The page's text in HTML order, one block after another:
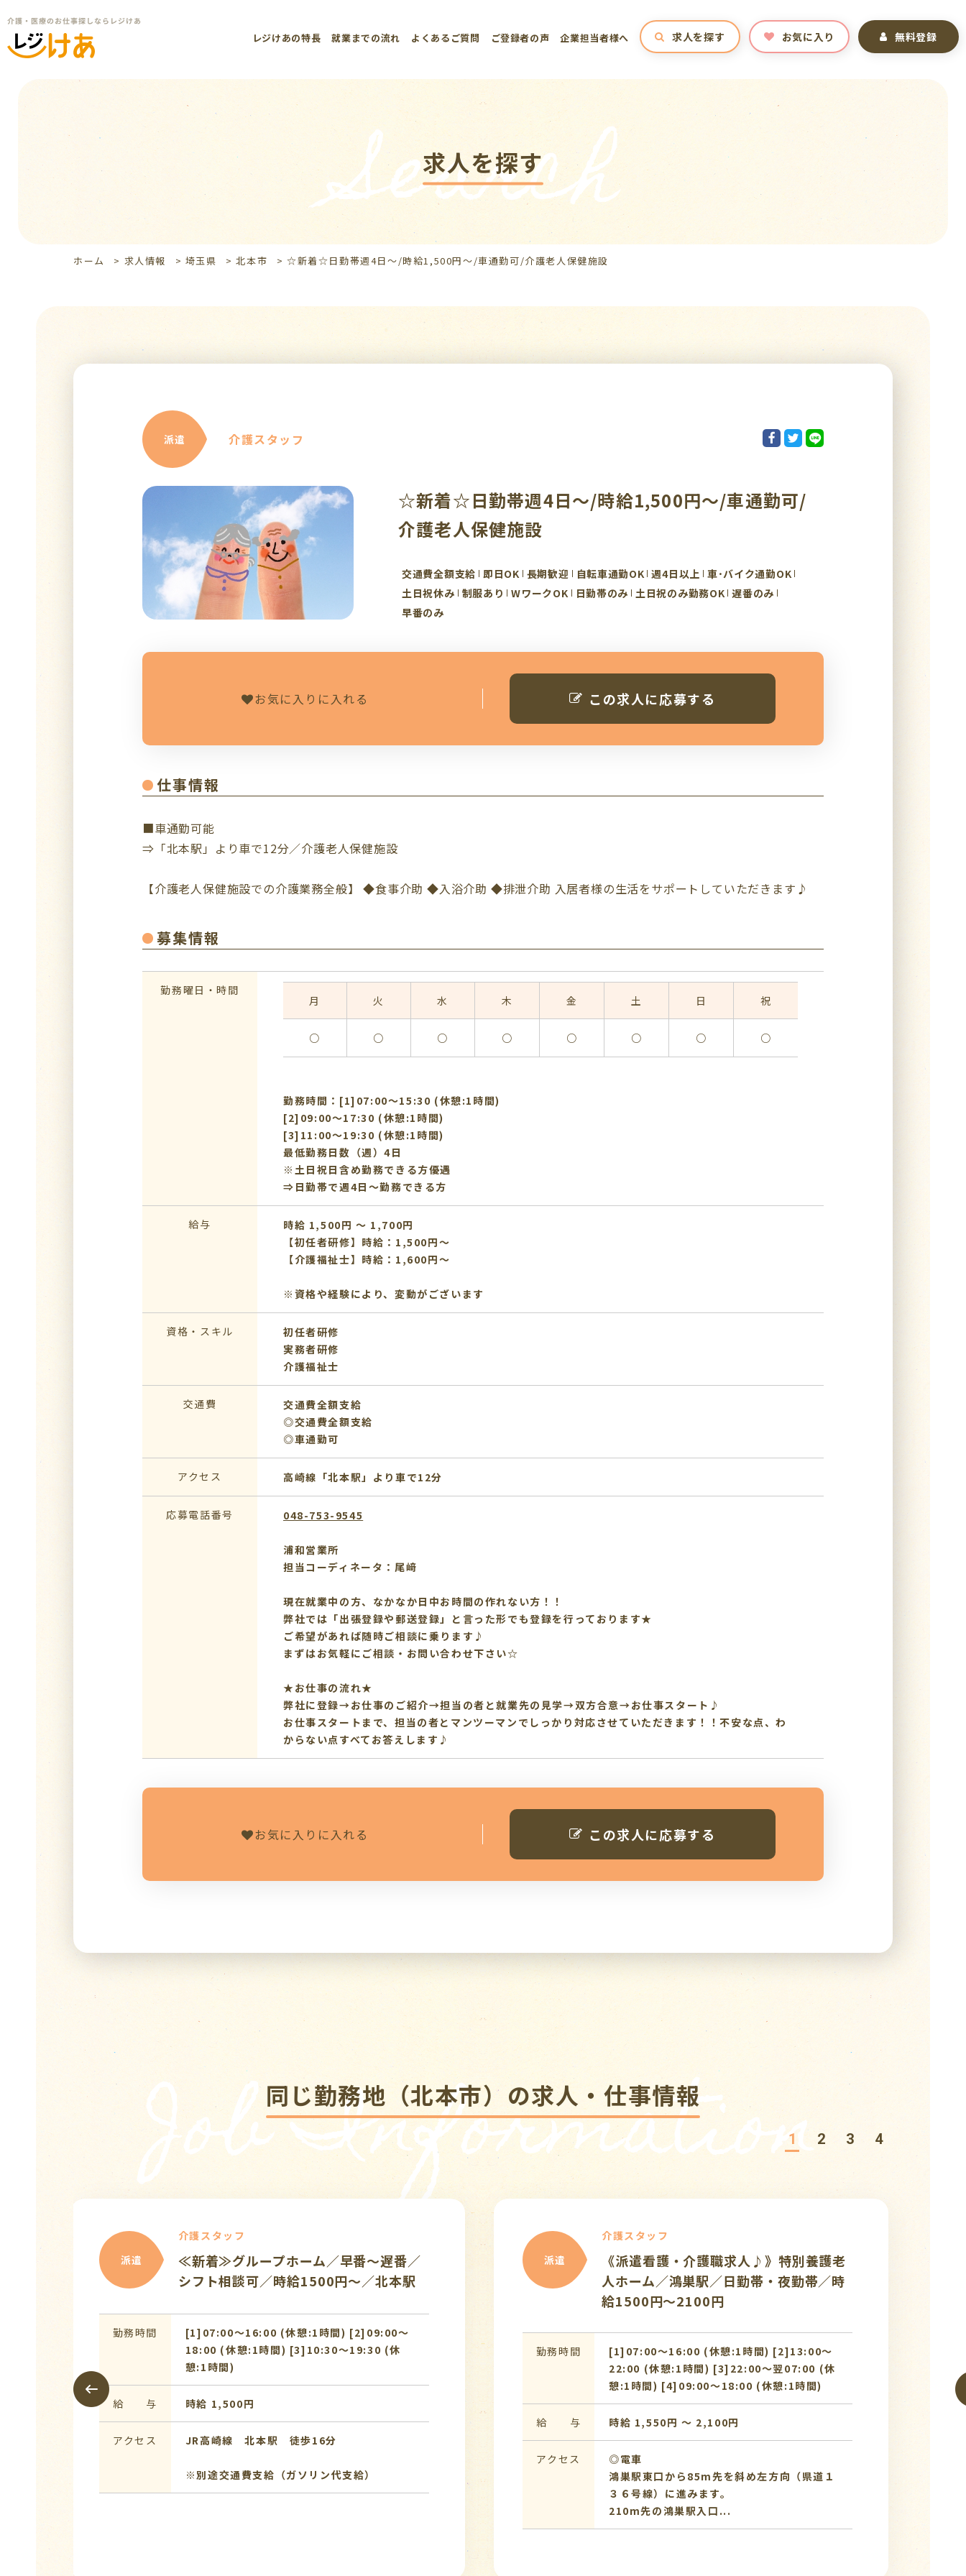
レジけあの特長 就業までの流れ よくあるご質問 ご登録者の声 企業担当者様へ 求人を探す お気に入り 無料登録
求人を探す
Search
ホーム > 求人情報 > 埼玉県 >北本市 >☆新着☆日勤帯週4日～/時給1,500円～/車通勤可/介護老人保健施設
派遣 介護スタッフ
☆新着☆日勤帯週4日～/時給1,500円～/車通勤可/
介護老人保健施設
交通費全額支給 即日OK 長期歓迎 自転車通勤OK 週4日以上 車･バイク通勤OK
土日祝休み 制服あり WワークOK 日勤帯のみ 土日祝のみ勤務OK 遅番のみ
早番のみ
お気に入りに入れる この求人に応募する
仕事情報
■車通勤可能
⇒「北本駅」より車で12分／介護老人保健施設
【介護老人保健施設での介護業務全般】 ◆食事介助 ◆入浴介助 ◆排泄介助 入居者様の生活をサポートしていただきます♪
募集情報
勤務曜日・時間
月 火 水 木 金 土 日 祝
○ ○ ○ ○ ○ ○ ○ ○
勤務時間：[1]07:00〜15:30 (休憩:1時間)
[2]09:00〜17:30 (休憩:1時間)
[3]11:00〜19:30 (休憩:1時間)
最低勤務日数（週）4日
※土日祝日含め勤務できる方優遇
⇒日勤帯で週4日～勤務できる方
給与
時給 1,500円 〜 1,700円
【初任者研修】時給：1,500円～
【介護福祉士】時給：1,600円～
※資格や経験により、変動がございます
資格・スキル
初任者研修
実務者研修
介護福祉士
交通費
交通費全額支給
◎交通費全額支給
◎車通勤可
アクセス 高崎線「北本駅」より車で12分
応募電話番号 048-753-9545
浦和営業所
担当コーディネータ：尾﨑
現在就業中の方、なかなか日中お時間の作れない方！！
弊社では「出張登録や郵送登録」と言った形でも登録を行っております★
ご希望があれば随時ご相談に乗ります♪
まずはお気軽にご相談・お問い合わせ下さい☆
★お仕事の流れ★
弊社に登録→お仕事のご紹介→担当の者と就業先の見学→双方合意→お仕事スタート♪
お仕事スタートまで、担当の者とマンツーマンでしっかり対応させていただきます！！不安な点、わ
からない点すべてお答えします♪
お気に入りに入れる この求人に応募する
Job Information
同じ勤務地（北本市）の求人・仕事情報
派遣
介護スタッフ
≪新着≫グループホーム／早番～遅番／
シフト相談可／時給1500円～／北本駅
勤務時間
[1]07:00〜16:00 (休憩:1時間) [2]09:00〜
18:00 (休憩:1時間) [3]10:30〜19:30 (休
憩:1時間)
給 与 時給 1,500円
アクセス JR高崎線 北本駅 徒歩16分
※別途交通費支給（ガソリン代支給）
派遣
介護スタッフ
《派遣看護・介護職求人♪》特別養護老
人ホーム／鴻巣駅／日勤帯・夜勤帯／時
給1500円～2100円
勤務時間
[1]07:00〜16:00 (休憩:1時間) [2]13:00〜
22:00 (休憩:1時間) [3]22:00〜翌07:00 (休
憩:1時間) [4]09:00〜18:00 (休憩:1時間)
給 与 時給 1,550円 〜 2,100円
アクセス
◎電車
鴻巣駅東口から85m先を斜め左方向（県道１
３６号線）に進みます。
210m先の鴻巣駅入口...
1 2 3 4